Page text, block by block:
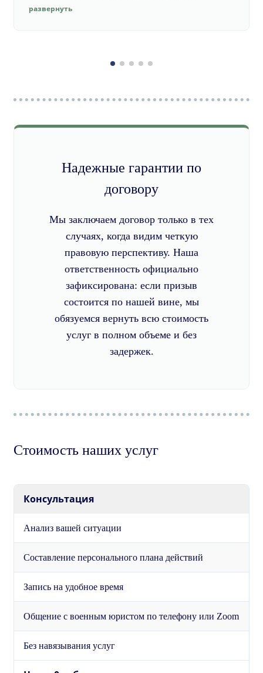
дерматолог принял документы без споров.
развернуть
Надежные гарантии по
договору
Мы заключаем договор только в тех
случаях, когда видим четкую
правовую перспективу. Наша
ответственность официально
зафиксирована: если призыв
состоится по нашей вине, мы
обязуемся вернуть всю стоимость
услуг в полном объеме и без
задержек.
Стоимость наших услуг
Консультация
Анализ вашей ситуации
Составление персонального плана действий
Запись на удобное время
Общение с военным юристом по телефону или Zoom
Без навязывания услуг